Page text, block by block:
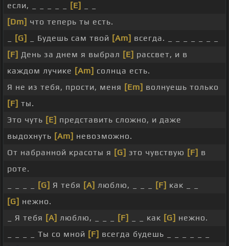
если, _ _ _ _ _
[E]
[Dm] что теперь ты есть.
[G] _ Будешь сам твой [Am] всегда. _ _ _ _ _ _ _
[F] День за днем я выбрал [E] рассвет, и в
каждом лучике [Am] солнца есть.
Я не из тебя, прости, меня [Em] волнуешь только
[F] ты.
Это чуть [E] представить сложно, и даже
выдохнуть [Am] невозможно.
От набранной красоты я [G] это чувствую [F] в
роте.
[G] Я тебя [A] люблю, _ _ _ [F] как _ _
[G] нежно.
_ Я тебя [A] люблю, _ _ _ [F] _ _ как [G] нежно.
_ _ _ _ Ты со мной [F] всегда будешь _ _ _ _ _ _